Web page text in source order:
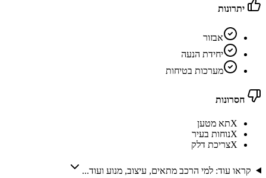
יתרונות
אבזור
יחידת הנעה
מערכות בטיחות
חסרונות
Xתא מטען
Xנוחות בעיר
Xצריכת דלק
קראו עוד: למי הרכב מתאים, עיצוב, מנוע ועוד...